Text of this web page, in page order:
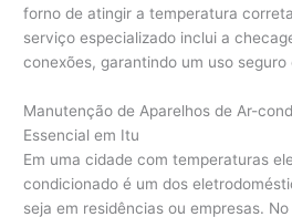
forno de atingir a temperatura
serviço especializado inclui a
conexões, garantindo um uso seguro
Manutenção de Aparelhos de Ar-
Essencial em Itu
Em uma cidade com temperaturas
condicionado é um dos
seja em residências ou empresas.